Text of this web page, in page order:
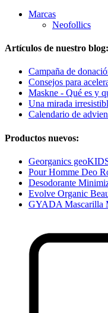
Marcas
Neofollics
Artículos de nuestro blog:
Campaña de
Consejos para
Maskne - Qué es y
Una mirada
Calendario de
Productos nuevos:
Georganics
Pour Homme Deo
Desodorante
Evolve Organic
GYADA Mascarilla